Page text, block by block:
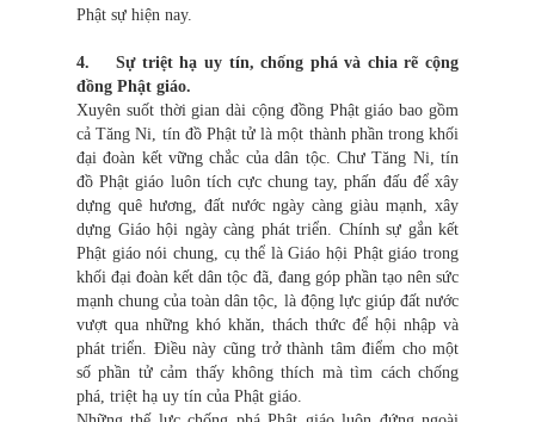
Phật sự hiện nay.
4. Sự triệt hạ uy tín, chống phá và chia rẽ cộng
đồng Phật giáo.
Xuyên suốt thời gian dài cộng đồng Phật giáo bao gồm
cả Tăng Ni, tín đồ Phật tử là một thành phần trong khối
đại đoàn kết vững chắc của dân tộc. Chư Tăng Ni, tín
đồ Phật giáo luôn tích cực chung tay, phấn đấu để xây
dựng quê hương, đất nước ngày càng giàu mạnh, xây
dựng Giáo hội ngày càng phát triển. Chính sự gắn kết
Phật giáo nói chung, cụ thể là Giáo hội Phật giáo trong
khối đại đoàn kết dân tộc đã, đang góp phần tạo nên sức
mạnh chung của toàn dân tộc, là động lực giúp đất nước
vượt qua những khó khăn, thách thức để hội nhập và
phát triển. Điều này cũng trở thành tâm điểm cho một
số phần tử cảm thấy không thích mà tìm cách chống
phá, triệt hạ uy tín của Phật giáo.